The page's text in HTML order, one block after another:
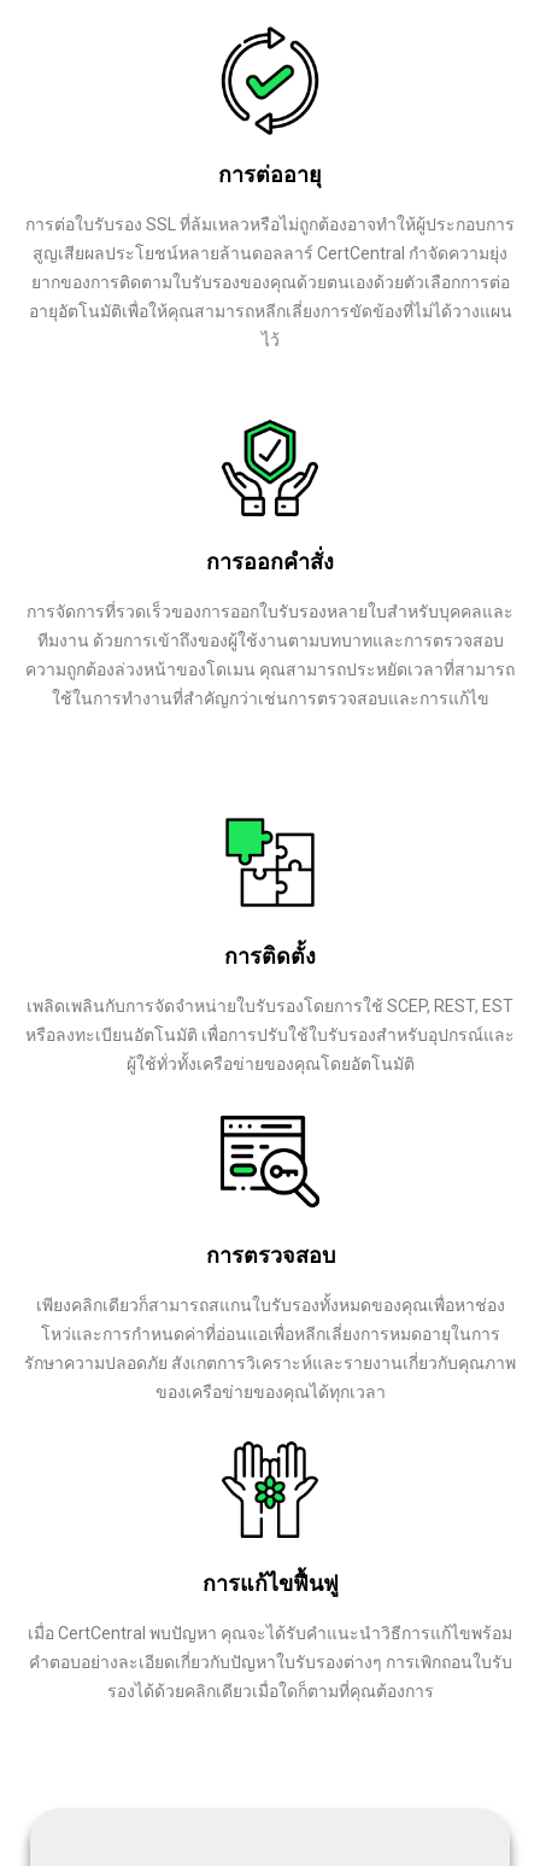
การต่ออายุ
การต่อใบรับรอง SSL ที่ล้มเหลวหรือไม่ถูกต้องอาจทำให้ผู้ประกอบการ
สูญเสียผลประโยชน์หลายล้านดอลลาร์ CertCentral กำจัดความยุ่ง
ยากของการติดตามใบรับรองของคุณด้วยตนเองด้วยตัวเลือกการต่อ
อายุอัตโนมัติเพื่อให้คุณสามารถหลีกเลี่ยงการขัดข้องที่ไม่ได้วางแผน
ไว้
การออกคำสั่ง
การจัดการที่รวดเร็วของการออกใบรับรองหลายใบสำหรับบุคคลและ
ทีมงาน ด้วยการเข้าถึงของผู้ใช้งานตามบทบาทและการตรวจสอบ
ความถูกต้องล่วงหน้าของโดเมน คุณสามารถประหยัดเวลาที่สามารถ
ใช้ในการทำงานที่สำคัญกว่าเช่นการตรวจสอบและการแก้ไข
การติดตั้ง
เพลิดเพลินกับการจัดจำหน่ายใบรับรองโดยการใช้ SCEP, REST, EST
หรือลงทะเบียนอัตโนมัติ เพื่อการปรับใช้ใบรับรองสำหรับอุปกรณ์และ
ผู้ใช้ทั่วทั้งเครือข่ายของคุณโดยอัตโนมัติ
การตรวจสอบ
เพียงคลิกเดียวก็สามารถสแกนใบรับรองทั้งหมดของคุณเพื่อหาช่อง
โหว่และการกำหนดค่าที่อ่อนแอเพื่อหลีกเลี่ยงการหมดอายุในการ
รักษาความปลอดภัย สังเกตการวิเคราะห์และรายงานเกี่ยวกับคุณภาพ
ของเครือข่ายของคุณได้ทุกเวลา
การแก้ไขฟื้นฟู
เมื่อ CertCentral พบปัญหา คุณจะได้รับคำแนะนำวิธีการแก้ไขพร้อม
คำตอบอย่างละเอียดเกี่ยวกับปัญหาใบรับรองต่างๆ การเพิกถอนใบรับ
รองได้ด้วยคลิกเดียวเมื่อใดก็ตามที่คุณต้องการ